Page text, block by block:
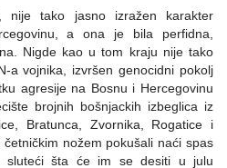
nije tako jasno izražen karakter
a ona je bila perfidna,
Nigde kao u tom kraju nije tako
a vojnika, izvršen genocidni pokolj
agresije na Bosnu i Hercegovinu
brojnih bošnjackih izbeglica iz
Bratunca, Zvornika, Rogatice i
nožem pokušali naći spas
sluteći šta će im se desiti u julu